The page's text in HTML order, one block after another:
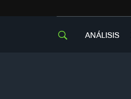
ANÁLISIS